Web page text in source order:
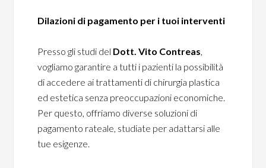
Dilazioni di pagamento per i tuoi interventi
Presso gli studi del Dott. Vito Contreas,
vogliamo garantire a tutti i pazienti la possibilità
di accedere ai trattamenti di chirurgia plastica
ed estetica senza preoccupazioni economiche.
Per questo, offriamo diverse soluzioni di
pagamento rateale, studiate per adattarsi alle
tue esigenze.